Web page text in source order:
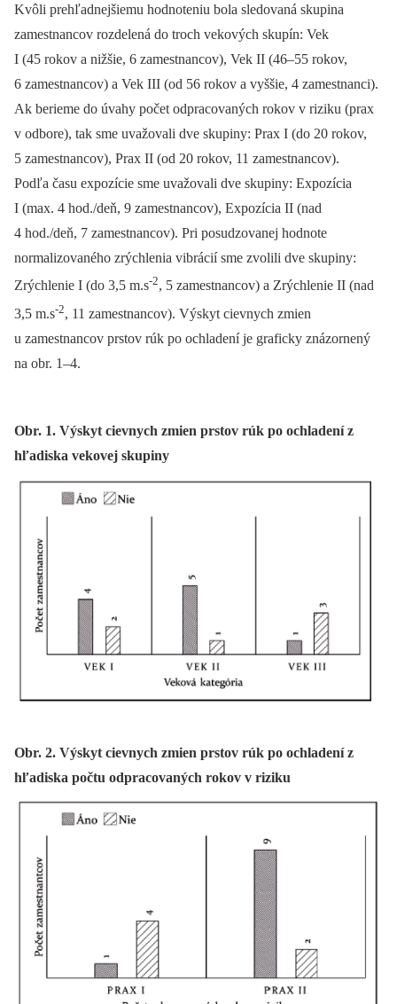
Kvôli prehľadnejšiemu hodnoteniu bola sledovaná skupina
zamestnancov rozdelená do troch vekových skupín: Vek
I (45 rokov a nižšie, 6 zamestnancov), Vek II (46–55 rokov,
6 zamestnancov) a Vek III (od 56 rokov a vyššie, 4 zamestnanci).
Ak berieme do úvahy počet odpracovaných rokov v riziku (prax
v odbore), tak sme uvažovali dve skupiny: Prax I (do 20 rokov,
5 zamestnancov), Prax II (od 20 rokov, 11 zamestnancov).
Podľa času expozície sme uvažovali dve skupiny: Expozícia
I (max. 4 hod./deň, 9 zamestnancov), Expozícia II (nad
4 hod./deň, 7 zamestnancov). Pri posudzovanej hodnote
normalizovaného zrýchlenia vibrácií sme zvolili dve skupiny:
Zrýchlenie I (do 3,5 m.s-2, 5 zamestnancov) a Zrýchlenie II (nad
3,5 m.s-2, 11 zamestnancov). Výskyt cievnych zmien
u zamestnancov prstov rúk po ochladení je graficky znázornený
na obr. 1–4.
Obr. 1. Výskyt cievnych zmien prstov rúk po ochladení z
hľadiska vekovej skupiny
Obr. 2. Výskyt cievnych zmien prstov rúk po ochladení z
hľadiska počtu odpracovaných rokov v riziku